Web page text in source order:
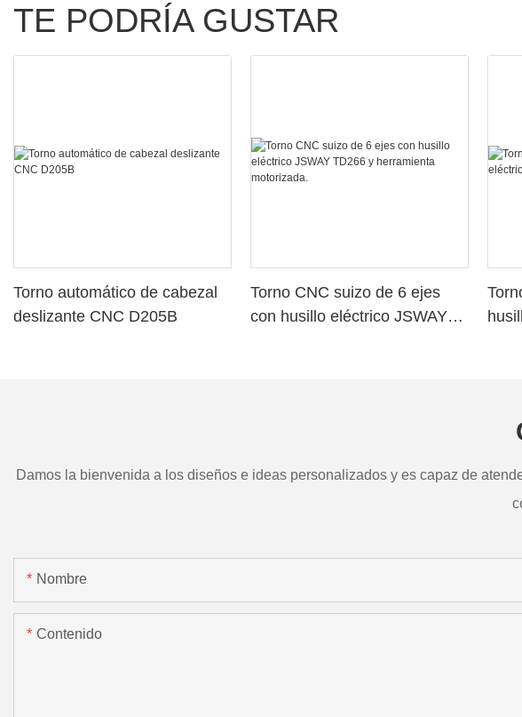
TE PODRÍA GUSTAR
Torno automático de cabezal
deslizante CNC D205B
Torno CNC suizo de 6 ejes
con husillo eléctrico JSWAY
Damos la bienvenida a los diseños e ideas personalizados y es capaz de
Nombre
Contenido